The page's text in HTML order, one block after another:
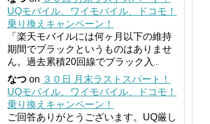
UQモバイル、ワイモバイル、ドコモ！
乗り換えキャンペーン！
「楽天モバイルには何ヶ月以下の維持
期間でブラックというものはありませ
ん。過去累積20回線でブラック入
なつ on ３０日 月末ラストスパート！
UQモバイル、ワイモバイル、ドコモ！
乗り換えキャンペーン！
ご回答ありがとうございます。UQ厳し